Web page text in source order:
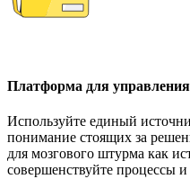
Платформа для
Используйте единый
понимание стоящих за
для мозгового штурма как
совершенствуйте процессы